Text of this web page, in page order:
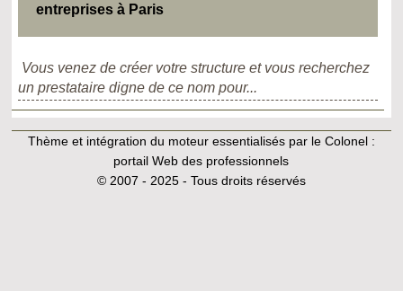
entreprises à Paris
Vous venez de créer votre structure et vous recherchez
un prestataire digne de ce nom pour...
Thème et intégration du moteur essentialisés par le Colonel :
portail Web des professionnels
© 2007 - 2025 - Tous droits réservés